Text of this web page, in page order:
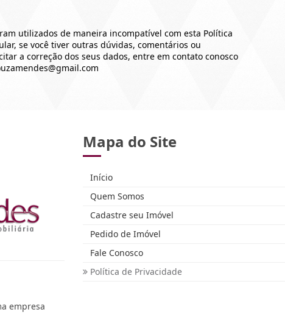
utilizados de maneira incompatível com esta Política
se você tiver outras dúvidas, comentários ou
a correção dos seus dados, entre em contato conosco
empresa
Mapa do Site
Início
Quem Somos
Cadastre seu Imóvel
Pedido de Imóvel
Fale Conosco
Política de Privacidade